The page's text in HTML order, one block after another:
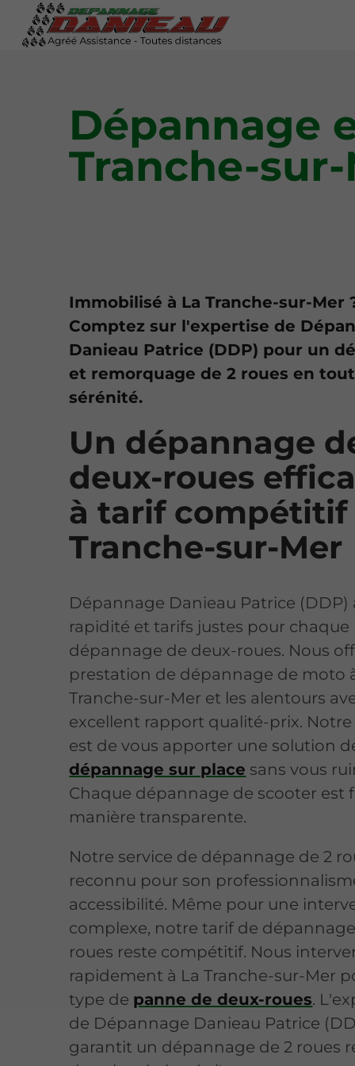
Dépannage
Tranche-
Immobilisé à La Tranche-sur-Mer
Comptez sur l'expertise de
Danieau Patrice (DDP) pour un
et remorquage de 2 roues en
sérénité.
Un dépannage
deux-roues
à tarif compétitif
Tranche-sur-Mer
Dépannage Danieau Patrice (DDP)
rapidité et tarifs justes pour chaque
dépannage de deux-roues. Nous
prestation de dépannage de moto
Tranche-sur-Mer et les alentours
excellent rapport qualité-prix.
est de vous apporter une solution
dépannage sur place sans vous
Chaque dépannage de scooter est
manière transparente.
Notre service de dépannage de 2
reconnu pour son
accessibilité. Même pour une
complexe, notre tarif de
roues reste compétitif. Nous
rapidement à La Tranche-sur-Mer
type de panne de deux-roues.
de Dépannage Danieau Patrice
garantit un dépannage de 2 roues